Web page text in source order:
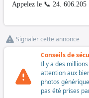
Appelez le 📞 24. 606.205
Signaler cette annonce
Conseils de
Il y a des
attention aux
photos
pas été prises